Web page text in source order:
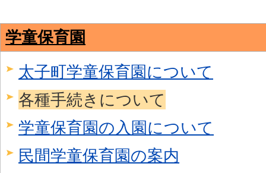
学童保育園
太子町学童保育園について
各種手続きについて
学童保育園の入園について
民間学童保育園の案内